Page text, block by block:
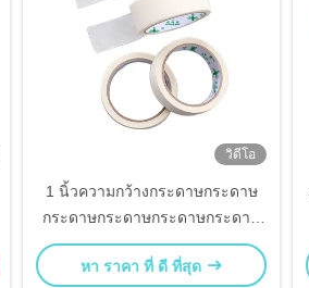
วิดีโอ
1 นิ้วความกว้างกระดาษกระดาษ
กระดาษกระดาษกระดาษกระดาษ
กระดาษกระดาษ
หา ราคา ที่ ดี ที่สุด